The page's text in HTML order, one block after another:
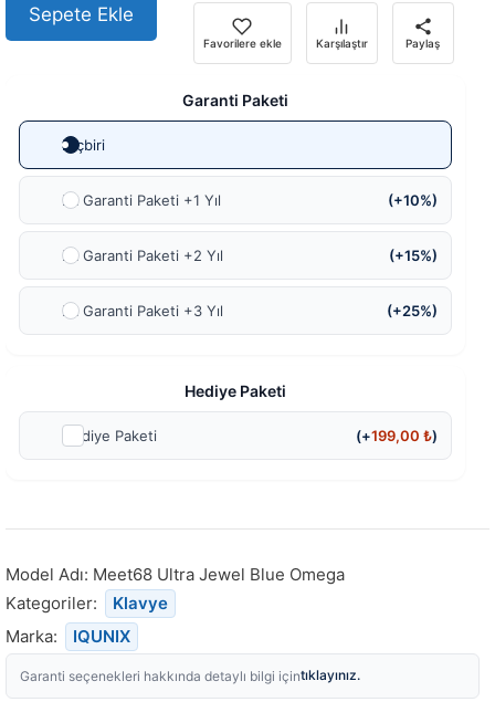
Sepete Ekle
Favorilere ekle Karşılaştır Paylaş
Garanti Paketi
Hiçbiri
Ek Garanti Paketi +1 Yıl (+10%)
Ek Garanti Paketi +2 Yıl (+15%)
Ek Garanti Paketi +3 Yıl (+25%)
Hediye Paketi
Hediye Paketi (+199,00₺)
Model Adı: Meet68 Ultra Jewel Blue Omega
Kategoriler:
Klavye
Marka:
IQUNIX
Garanti seçenekleri hakkında detaylı bilgi içintıklayınız.